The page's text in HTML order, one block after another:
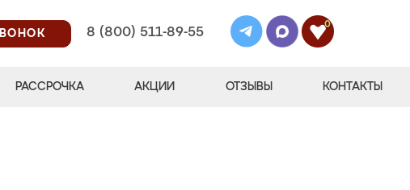
8 (800) 511-89-55
0
РАССРОЧКА АКЦИИ ОТЗЫВЫ КОНТАКТЫ